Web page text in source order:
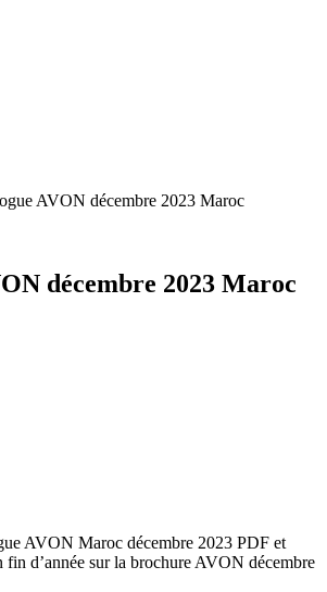
AVON décembre 2023 Maroc
décembre 2023 Maroc
AVON Maroc décembre 2023 PDF et
d’année sur la brochure AVON décembre